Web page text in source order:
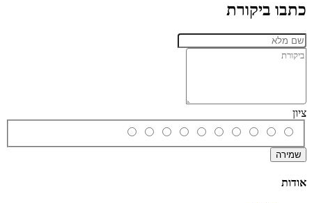
כתבו ביקורת
ציון
שמירה
אודות